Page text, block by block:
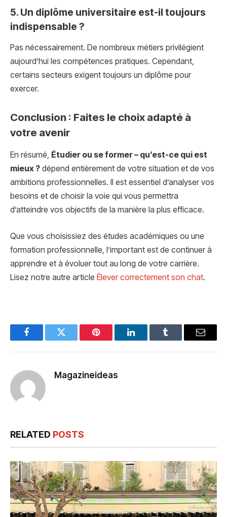
5. Un diplôme universitaire est-il toujours
indispensable ?
Pas nécessairement. De nombreux métiers privilégient
aujourd’hui les compétences pratiques. Cependant,
certains secteurs exigent toujours un diplôme pour
exercer.
Conclusion : Faites le choix adapté à
votre avenir
En résumé, Étudier ou se former – qu’est-ce qui est
mieux ? dépend entièrement de votre situation et de vos
ambitions professionnelles. Il est essentiel d’analyser vos
besoins et de choisir la voie qui vous permettra
d’atteindre vos objectifs de la manière la plus efficace.
Que vous choisissiez des études académiques ou une
formation professionnelle, l’important est de continuer à
apprendre et à évoluer tout au long de votre carrière.
Lisez notre autre article Élever correctement son chat.
FacebookTwitter Pinterest LinkedInTumblr Email
Magazineideas
RELATED POSTS